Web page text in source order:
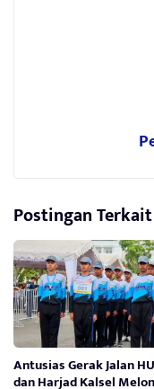
Postingan Terkait
Antusias Gerak Jalan
dan Harjad Kalsel